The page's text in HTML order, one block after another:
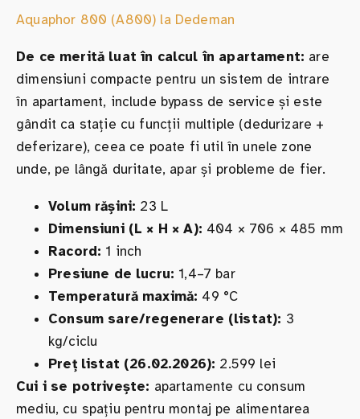
Aquaphor 800 (A800) la Dedeman
De ce merită luat în calcul în apartament: are
dimensiuni compacte pentru un sistem de intrare
în apartament, include bypass de service și este
gândit ca stație cu funcții multiple (dedurizare +
deferizare), ceea ce poate fi util în unele zone
unde, pe lângă duritate, apar și probleme de fier.
Volum rășini: 23 L
Dimensiuni (L × H × A): 404 × 706 × 485 mm
Racord: 1 inch
Presiune de lucru: 1,4–7 bar
Temperatură maximă: 49 °C
Consum sare/regenerare (listat): 3
kg/ciclu
Preț listat (26.02.2026): 2.599 lei
Cui i se potrivește: apartamente cu consum
mediu, cu spațiu pentru montaj pe alimentarea